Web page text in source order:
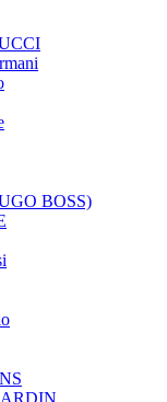
BOSS)